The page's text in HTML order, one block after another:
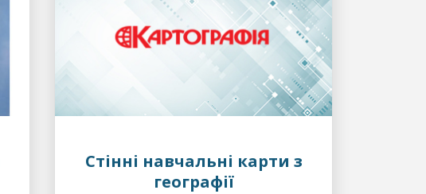
Стінні навчальні карти з
географії